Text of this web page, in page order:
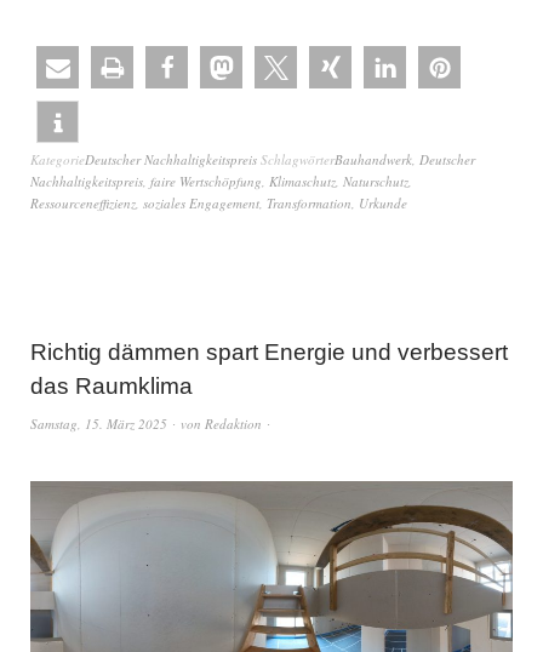
KategorieDeutscher Nachhaltigkeitspreis SchlagwörterBauhandwerk, Deutscher
Nachhaltigkeitspreis, faire Wertschöpfung, Klimaschutz, Naturschutz,
Ressourceneffizienz, soziales Engagement, Transformation, Urkunde
Richtig dämmen spart Energie und verbessert
das Raumklima
Samstag, 15. März 2025 von Redaktion